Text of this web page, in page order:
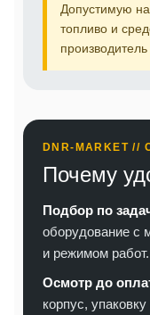
Допустимую
топливо и
DNR-MARKET
Почему
Подбор по
оборудование с
и режимом работ.
Осмотр до
корпус,